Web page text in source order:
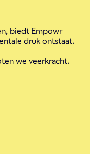
biedt Empowr
druk ontstaat.
we veerkracht.